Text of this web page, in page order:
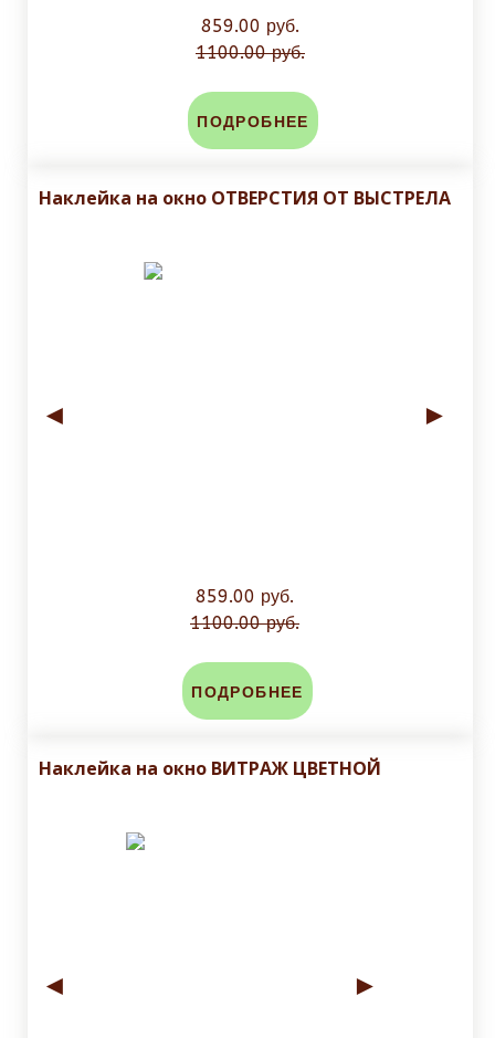
электронной почте
3d-linker@mail.ru
859.00 руб.
1100.00 руб.
ПОДРОБНЕЕ
Наклейка на окно ОТВЕРСТИЯ ОТ ВЫСТРЕЛА
◄ ►
859.00 руб.
1100.00 руб.
ПОДРОБНЕЕ
Наклейка на окно ВИТРАЖ ЦВЕТНОЙ
◄ ►